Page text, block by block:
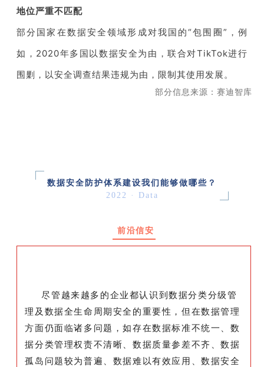
地位严重不匹配
部分国家在数据安全领域形成对我国的“包围圈”，例
如，2020年多国以数据安全为由，联合对TikTok进行
围剿，以安全调查结果违规为由，限制其使用发展。
部分信息来源：赛迪智库
数据安全防护体系建设我们能够做哪些？
2022 · Data
前沿信安
尽管越来越多的企业都认识到数据分类分级管
理及数据全生命周期安全的重要性，但在数据管理
方面仍面临诸多问题，如存在数据标准不统一、数
据分类管理权责不清晰、数据质量参差不齐、数据
孤岛问题较为普遍、数据难以有效应用、数据安全